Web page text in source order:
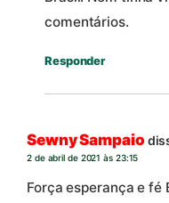
comentários.
Responder
Sewny Sampaio
2 de abril de 2021 às 23:15
Força esperança e fé